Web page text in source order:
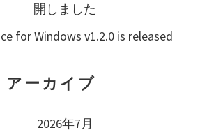
開しました
for Windows v1.2.0 is released
アーカイブ
2026年7月